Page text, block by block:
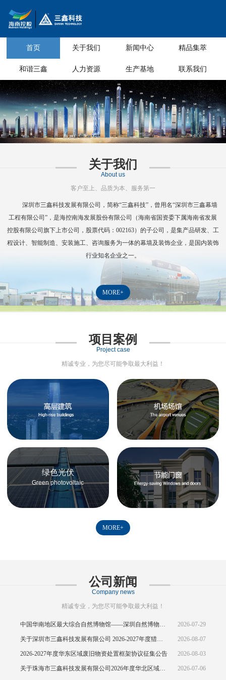
首页 关于我们 新闻中心 精品集萃
和谐三鑫 人力资源 生产基地 联系我们
关于我们
About us
客户至上、品质为本、服务第一
深圳市三鑫科技发展有限公司，简称“三鑫科技”，曾用名“深圳市三鑫幕墙
工程有限公司”，是海控南海发展股份有限公司（海南省国资委下属海南省发展
控股有限公司旗下上市公司，股票代码： 002163）的子公司，是集产品研发、工
程设计、智能制造、安装施工、咨询服务为一体的幕墙及装饰企业，是国内装饰
行业知名企业之一。
MORE+
项目案例
Project case
精诚专业，为您尽可能争取最大利益！
绿色光伏
Green photovoltaic
MORE+
公司新闻
Company news
精诚专业，为您尽可能争取最大利益！
2026-07-29
2026-08-07
2026-2027年度华东区域废旧物资处置框架协议征集公告 2026-08-03
2026-07-06